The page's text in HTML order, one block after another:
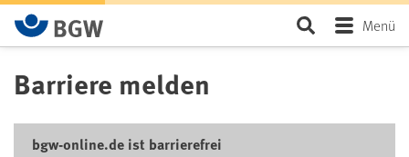
Zum Hauptinhalt springen SeiteMenü
Barriere melden
bgw-online.de ist barrierefrei